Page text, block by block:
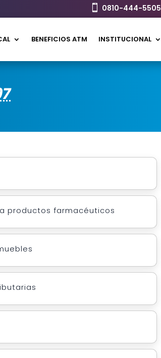
 0810-444-5505
BENEFICIOS ATM INSTITUCIONAL
productos farmacéuticos